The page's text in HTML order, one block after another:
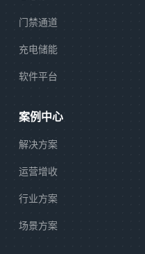
门禁通道
充电储能
软件平台
案例中心
解决方案
运营增收
行业方案
场景方案